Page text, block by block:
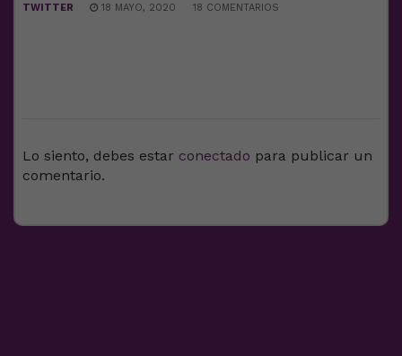
TWITTER 18 MAYO, 2020 18 COMENTARIOS
Lo siento, debes estar conectado para publicar un
comentario.